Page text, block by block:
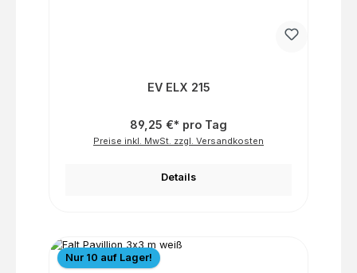
EV ELX 215
89,25 €* pro Tag
Preise inkl. MwSt. zzgl. Versandkosten
Details
Nur 10 auf Lager!